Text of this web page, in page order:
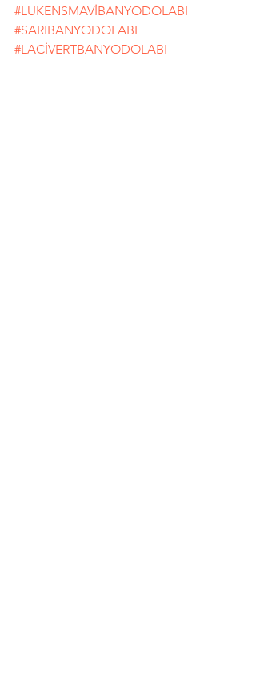
#LUKENSMAVİBANYODOLABI
#SARIBANYODOLABI
#LACİVERTBANYODOLABI